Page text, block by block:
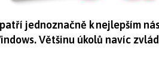
jednoznačně k nejlepším
Většinu úkolů navíc